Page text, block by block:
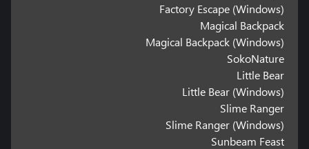
Factory Escape (Windows)
Magical Backpack
Magical Backpack (Windows)
SokoNature
Little Bear
Little Bear (Windows)
Slime Ranger
Slime Ranger (Windows)
Sunbeam Feast